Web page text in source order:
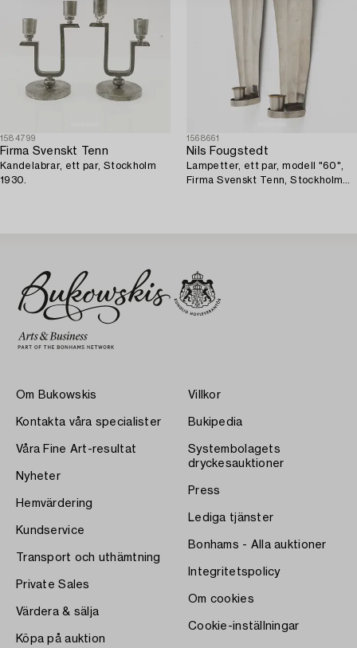
1584799
Firma Svenskt Tenn
Kandelabrar, ett par, Stockholm
1930.
1568661
Nils Fougstedt
Lampetter, ett par, modell "60",
Firma Svenskt Tenn, Stockholm
Om Bukowskis
Kontakta våra specialister
Våra Fine Art-resultat
Nyheter
Hemvärdering
Kundservice
Transport och uthämtning
Private Sales
Värdera & sälja
Köpa på auktion
Villkor
Bukipedia
Systembolagets
dryckesauktioner
Press
Lediga tjänster
Bonhams - Alla auktioner
Integritetspolicy
Om cookies
Cookie-inställningar